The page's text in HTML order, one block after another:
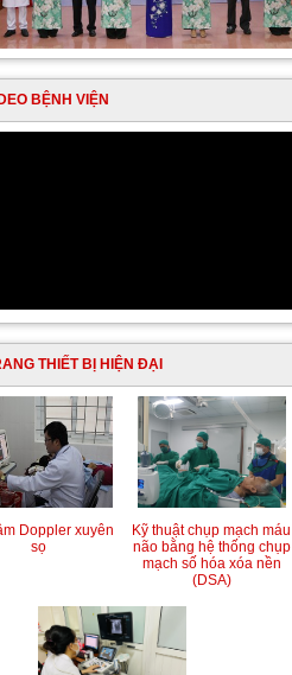
BỆNH VIỆN
THIẾT BỊ HIỆN ĐẠI
Doppler xuyên
sọ
Kỹ thuật chụp mạch máu
não bằng hệ thống chụp
mạch số hóa xóa nền
(DSA)